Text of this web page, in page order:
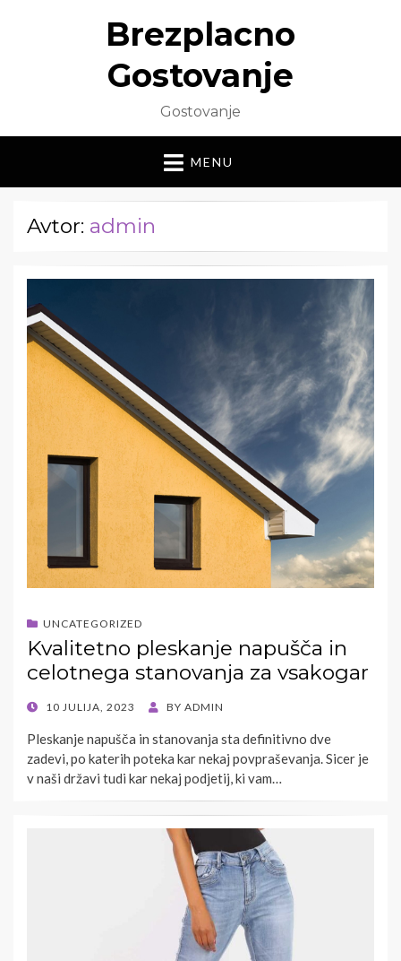
Brezplacno
Gostovanje
Gostovanje
MENU
Avtor: admin
UNCATEGORIZED
Kvalitetno pleskanje napušča in
celotnega stanovanja za vsakogar
POSTED10 JULIJA, 2023 BY ADMIN
Pleskanje napušča in stanovanja sta definitivno dve
zadevi, po katerih poteka kar nekaj povpraševanja. Sicer je
v naši državi tudi kar nekaj podjetij, ki vam…